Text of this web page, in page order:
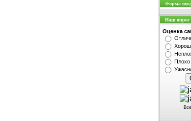
Форма
Наш опрос
Оценка
Плохо